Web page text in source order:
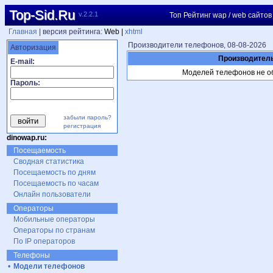
Top-Sid.Ru v.2.2.1
Топ Рейтинг wap / web сайтов
Главная
| версия рейтинга: Web | xhtml
Авторизация
E-mail:
Пароль:
забыли пароль?
регистрация
dinowap.ru:
Посещаемость
Сводная статистика
Посещаемость по дням
Посещаемость по часам
Онлайн пользователи
Операторы
Мобильные операторы
Операторы по странам
По IP операторов
Телефоны
• Модели телефонов
Производители телефонов, 08-08-2026
Моделей телефонов не